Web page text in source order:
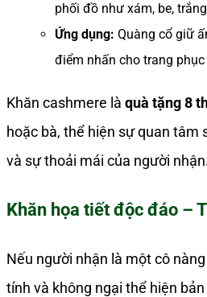
phối đồ như xám, be,
Ứng dụng: Quàng cổ giữ
điểm nhấn cho trang
Khăn cashmere là quà tặng 8
hoặc bà, thể hiện sự quan tâm
và sự thoải mái của người
Khăn họa tiết độc đáo –
Nếu người nhận là một cô
tính và không ngại thể hiện